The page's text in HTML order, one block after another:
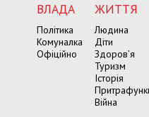
ВЛАДА
Політика
Комуналка
Офіційно
ЖИТТЯ
Людина
Діти
Здоров’я
Туризм
Історія
Війна